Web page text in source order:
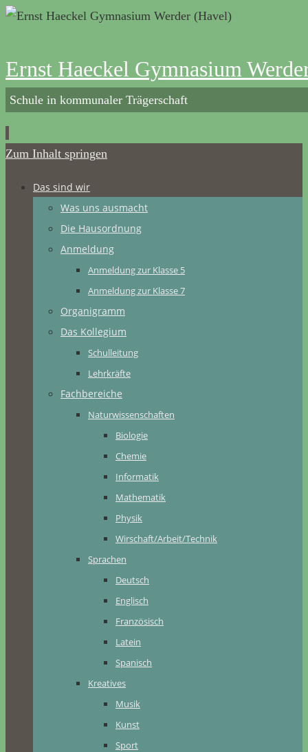
Ernst Haeckel Gymnasium
Schule in kommunaler Trägerschaft
Zum Inhalt springen
Das sind wir
Was uns ausmacht
Die Hausordnung
Anmeldung
Anmeldung zur Klasse 5
Anmeldung zur Klasse 7
Organigramm
Das Kollegium
Schulleitung
Lehrkräfte
Fachbereiche
Naturwissenschaften
Biologie
Chemie
Informatik
Mathematik
Physik
Wirschaft/Arbeit/Technik
Sprachen
Deutsch
Englisch
Französisch
Latein
Spanisch
Kreatives
Musik
Kunst
Sport